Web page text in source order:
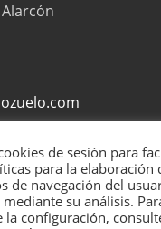
reservados | La
es una asociación sin
de la Comunidad de
de sesión para
para la elaboración
de navegación del
su análisis.
configuración,